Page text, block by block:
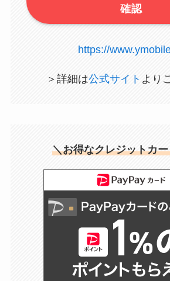
確認
https://
＞詳細は公式サイト より
＼お得なクレジットカ